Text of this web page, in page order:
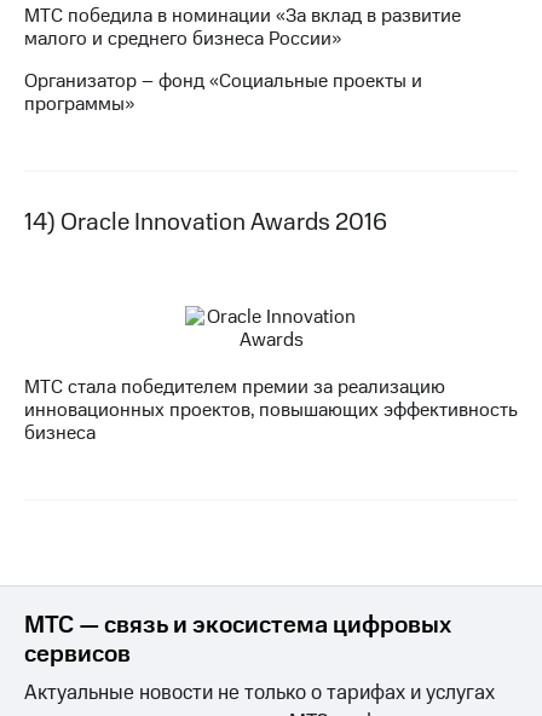
МТС победила в номинации «За вклад в развитие
малого и среднего бизнеса России»
Организатор – фонд «Социальные проекты и
программы»
14) Oracle Innovation Awards 2016
МТС стала победителем премии за реализацию
инновационных проектов, повышающих эффективность
бизнеса
МТС — связь и экосистема цифровых
сервисов
Актуальные новости не только о тарифах и услугах